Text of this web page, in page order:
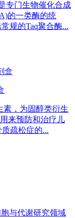
专门生物催化合成
的一类酶的统
规的Taq聚合酶...
素，为固醇类衍生
来预防和治疗儿
疏松症的...
与代谢研究领域